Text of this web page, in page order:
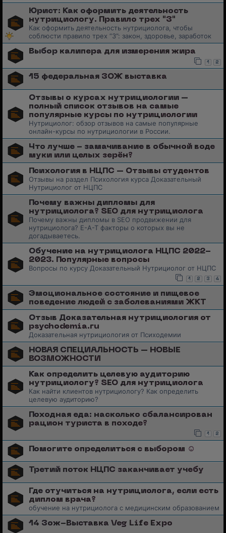
Юрист: Как оформить деятельность
нутрициологу. Правило трех "З"
Как оформить деятельность нутрициолога, чтобы
соблюсти правило трех “З”: закон, здоровье, заработок
Выбор калипера для измерения жира
1 2
15 федеральная ЗОЖ выставка
Отзывы о курсах нутрициологии –
полный список отзывов на самые
популярные курсы по нутрициологии
Нутрициолог: обзор отзывов на самые популярные
онлайн-курсы по нутрициологии в России.
Что лучше - замачивание в обычной воде
муки или целых зерён?
Психология в НЦПС – Отзывы студентов
Отзывы на раздел Психология курса Доказательный
Нутрициолог от НЦПС
Почему важны дипломы для
нутрициолога? SEO для нутрициолога
Почему важны дипломы в SEO продвижении для
нутрициолога? E-A-T факторы о которых вы не
догадываетесь.
Обучение на нутрициолога НЦПС 2022-
2023. Популярные вопросы
Вопросы по курсу Доказательный Нутрициолог от НЦПС
1 2 3 4
Эмоциональное состояние и пищевое
поведение людей с заболеваниями ЖКТ
Отзыв Доказательная нутрициология от
psychodemia.ru
Доказательная нутрициология от Психодемии
НОВАЯ СПЕЦИАЛЬНОСТЬ – НОВЫЕ
ВОЗМОЖНОСТИ
Как определить целевую аудиторию
нутрициологу? SEO для нутрициолога
Как найти клиентов нутрициологу? Как определить
целевую аудиторию?
Походная еда: насколько сбалансирован
рацион туриста в походе?
1 2
Помогите определиться с выбором ☺️
Третий поток НЦПС заканчивает учебу
Где отучиться на нутрициолога, если есть
диплом врача?
обучение на нутрициолога с медицинским образованием
14 Зож-Выставка Veg Life Expo